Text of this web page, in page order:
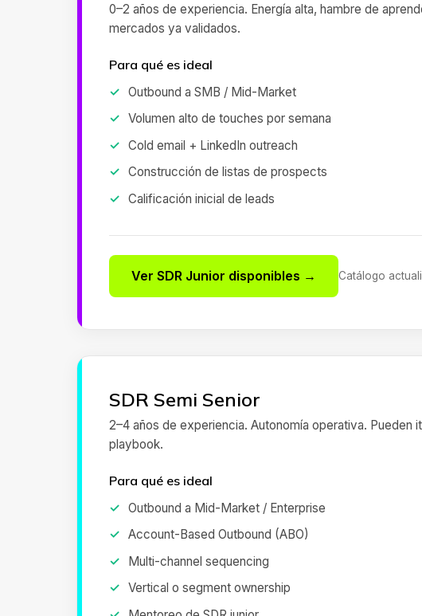
0–2 años de experiencia. Energía alta, hambre de
mercados ya validados.
Para qué es ideal
Outbound a SMB / Mid-Market
Volumen alto de touches por semana
Cold email + LinkedIn outreach
Construcción de listas de prospects
Calificación inicial de leads
Ver SDR Junior disponibles → Catálogo
SDR Semi Senior
2–4 años de experiencia. Autonomía operativa.
playbook.
Para qué es ideal
Outbound a Mid-Market / Enterprise
Account-Based Outbound (ABO)
Multi-channel sequencing
Vertical o segment ownership